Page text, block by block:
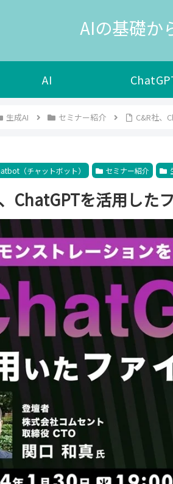
AIの基礎か
AI
生成AI セミナー紹介 C&R社、
（チャットボット） セミナー紹介
ChatGPTを活用した